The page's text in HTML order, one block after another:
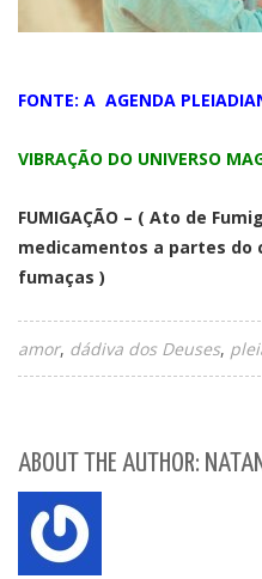
FONTE: A AGENDA
VIBRAÇÃO DO UNIVERSO
FUMIGAÇÃO – ( Ato de
medicamentos a partes do
fumaças )
amor dádiva dos Deuses
ABOUT THE AUTHOR: NATAN